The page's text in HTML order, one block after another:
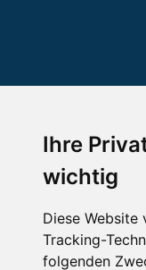
Ihre
wichtig
Diese Website
Tracking-
folgenden
Die
Muss für alle